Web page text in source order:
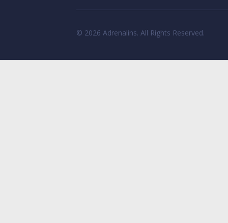
© 2026 Adrenalins. All Rights Reserved.